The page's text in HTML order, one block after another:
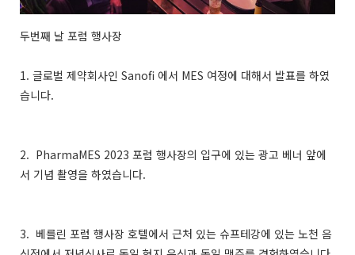
두번째 날 포럼 행사장
1. 글로벌 제약회사인 Sanofi 에서 MES 여정에 대해서 발표를 하였
습니다.
2. PharmaMES 2023 포럼 행사장의 입구에 있는 광고 베너 앞에
서 기념 촬영을 하였습니다.
3. 베를린 포럼 행사장 호텔에서 근처 있는 슈프테강에 있는 노천 음